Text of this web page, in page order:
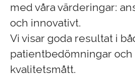
med våra värderingar:
och innovativt.
Vi visar goda resultat i
patientbedömningar
kvalitetsmått.